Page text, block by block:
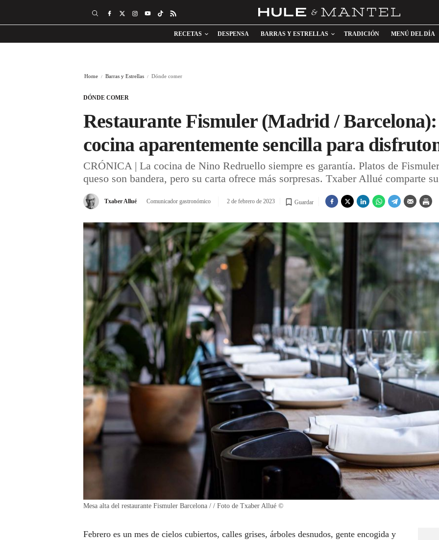
RECETAS DESPENSA BARRAS Y ESTRELLAS TRADICIÓN MENÚ DEL DÍA
Home Barras y Estrellas Dónde comer
DÓNDE COMER
Restaurante Fismuler (Madrid / Barcelona):
cocina aparentemente sencilla para
CRÓNICA | La cocina de Nino Redruello siempre es garantía. Platos de
queso son bandera, pero su carta ofrece más sorpresas. Txaber Allué comparte
Txaber Allué Comunicador gastronómico 2 de febrero de 2023 Guardar
Mesa alta del restaurante Fismuler Barcelona / / Foto de Txaber Allué ©
Febrero es un mes de cielos cubiertos, calles grises, árboles desnudos, gente encogida y